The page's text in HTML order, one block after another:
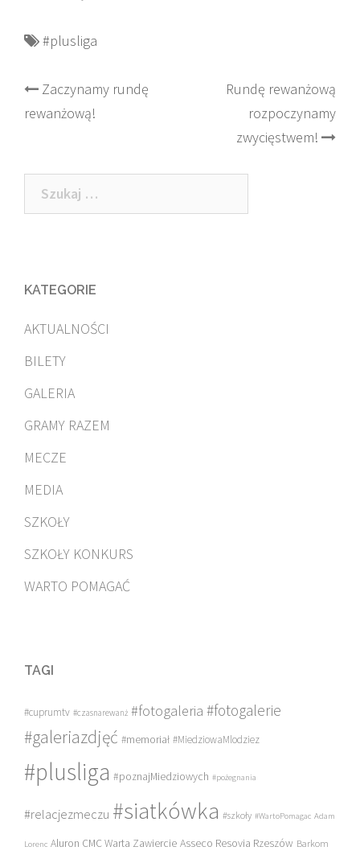
#plusliga
Post
navigation
Zaczynamy rundę
rewanżową!
Rundę rewanżową
rozpoczynamy
zwycięstwem!
Szukaj:
KATEGORIE
AKTUALNOŚCI
BILETY
GALERIA
GRAMY RAZEM
MECZE
MEDIA
SZKOŁY
SZKOŁY KONKURS
WARTO POMAGAĆ
TAGI
#cuprumtv #czasnarewanż #fotogaleria #fotogalerie
#galeriazdjęć #memoriał #MiedziowaMlodziez
#plusliga #poznajMiedziowych #pożegnania
#relacjezmeczu #siatkówka #szkoły #WartoPomagac Adam
Lorenc Aluron CMC Warta Zawiercie Asseco Resovia Rzeszów Barkom